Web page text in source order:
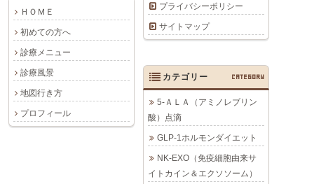
ＨＯＭＥ
初めての方へ
診療メニュー
診療風景
地図行き方
プロフィール
プライバシーポリシー
サイトマップ
カテゴリー CATEGORY
5-ＡＬＡ（アミノレブリン
酸）点滴
GLP-1ホルモンダイエット
NK-EXO（免疫細胞由来サ
イトカイン＆エクソソーム）